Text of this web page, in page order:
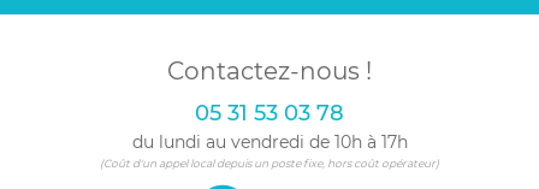
Contactez-nous !
05 31 53 03 78
du lundi au vendredi de 10h à 17h
(Coût d'un appel local depuis un poste fixe, hors coût opérateur)